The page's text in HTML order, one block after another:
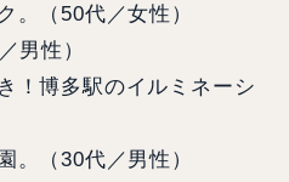
。（50代／女性）
男性）
！博多駅のイルミネーシ
。（30代／男性）